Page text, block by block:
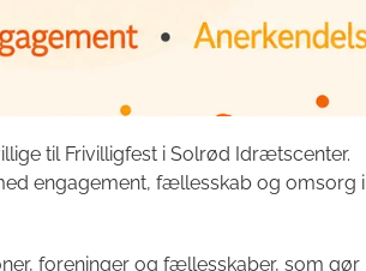
til Frivilligfest i Solrød Idrætscenter.
engagement, fællesskab og omsorg i
foreninger og fællesskaber, som gør